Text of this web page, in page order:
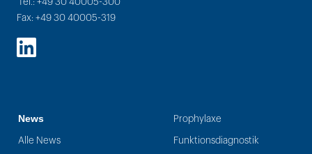
Fax: +49 30 40005-319
LinkedIn
News
Alle News
Prophylaxe
Funktionsdiagnostik